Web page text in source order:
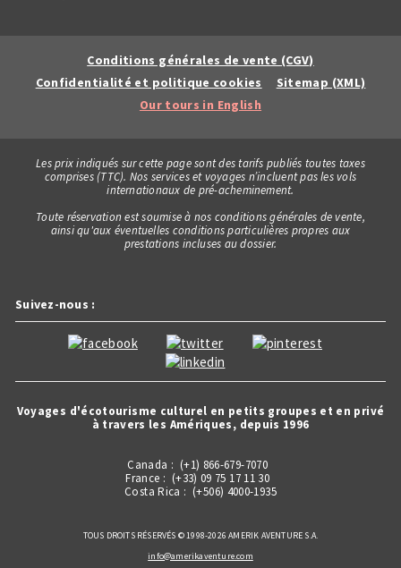
Conditions générales de vente (CGV)
Confidentialité et politique cookies
Sitemap (XML)
Our tours in English
Les prix indiqués sur cette page sont des tarifs publiés toutes taxes
comprises (TTC). Nos services et voyages n’incluent pas les vols
internationaux de pré-acheminement.
Toute réservation est soumise à nos conditions générales de vente,
ainsi qu'aux éventuelles conditions particulières propres aux
prestations incluses au dossier.
Suivez-nous :
Voyages d'écotourisme culturel en petits groupes et en privé
à travers les Amériques, depuis 1996
Canada : (+1) 866-679-7070
France : (+33) 09 75 17 11 30
Costa Rica : (+506) 4000-1935
TOUS DROITS RÉSERVÉS © 1998-2026 AMERIK AVENTURE S.A.
info@amerikaventure.com